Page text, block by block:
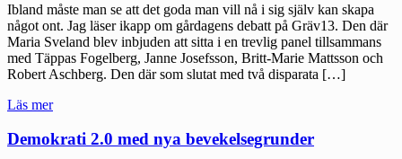
som
hänt"
Ibland måste man se att det goda man vill nå i sig själv kan skapa
något ont. Jag läser ikapp om gårdagens debatt på Gräv13. Den där
Maria Sveland blev inbjuden att sitta i en trevlig panel tillsammans
med Täppas Fogelberg, Janne Josefsson, Britt-Marie Mattsson och
Robert Aschberg. Den där som slutat med två disparata […]
Läs mer"Debatter
inte
Demokrati 2.0 med nya bevekelsegrunder